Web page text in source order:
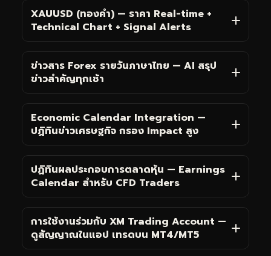
XAUUSD (ทองคำ) — ราคา Real-time +
Technical Chart + Signal Alerts
ข่าวสาร Forex รายวันภาษาไทย — AI สรุป
ข่าวสำคัญทุกเช้า
Economic Calendar Integration —
ปฏิทินข่าวเศรษฐกิจ กรอง Impact สูง
ปฏิทินผลประกอบการตลาดหุ้น — Earnings
Calendar สำหรับ CFD Traders
การใช้งานร่วมกับ XM Trading Account —
ดูสัญญาณในแอป เทรดบน MT4/MT5